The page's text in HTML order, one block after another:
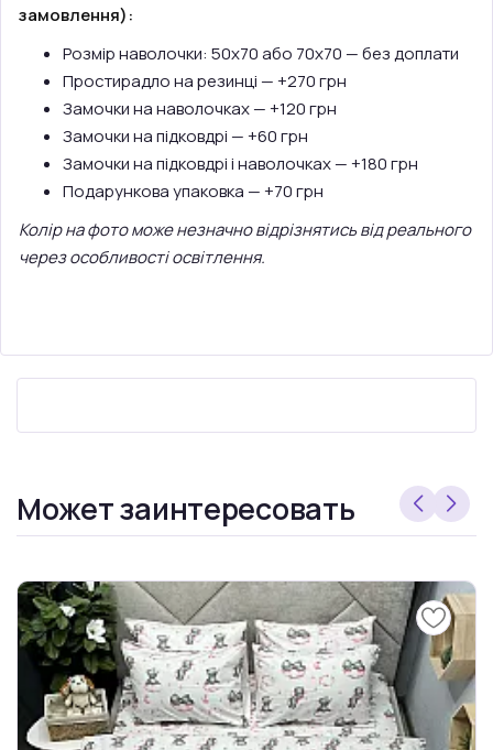
замовлення):
Розмір наволочки: 50х70 або 70х70 — без доплати
Простирадло на резинці — +270 грн
Замочки на наволочках — +120 грн
Замочки на підковдрі — +60 грн
Замочки на підковдрі і наволочках — +180 грн
Подарункова упаковка — +70 грн
Колір на фото може незначно відрізнятись від реального
через особливості освітлення.
Может заинтересовать